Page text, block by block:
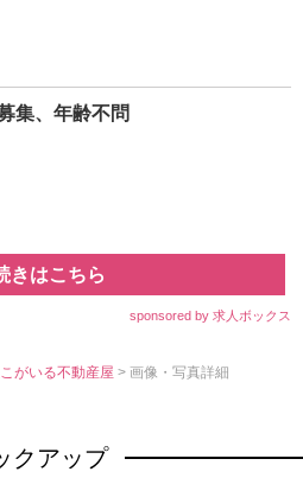
集、年齢不問
きはこちら
sponsored by 求人ボックス
こがいる不動産屋> 画像・写真詳細
クアップ